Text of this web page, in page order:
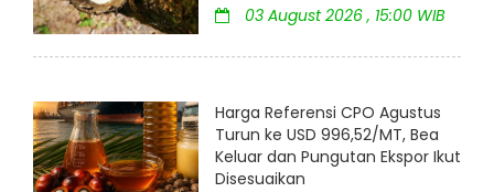
03 August 2026 , 15:00 WIB
Harga Referensi CPO Agustus
Turun ke USD 996,52/MT, Bea
Keluar dan Pungutan Ekspor Ikut
Disesuaikan